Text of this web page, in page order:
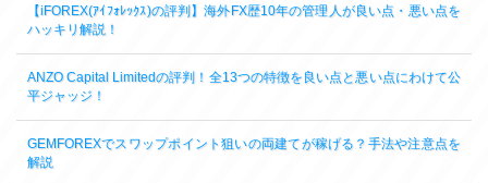
【iFOREX(ｱｲﾌｫﾚｯｸｽ)の評判】海外FX歴10年の管理人が良い点・悪い点を
ハッキリ解説！
ANZO Capital Limitedの評判！全13つの特徴を良い点と悪い点にわけて公
平ジャッジ！
GEMFOREXでスワップポイント狙いの両建てが稼げる？手法や注意点を
解説